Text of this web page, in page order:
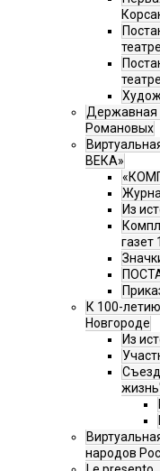
Державная
Романовых
ВЕКА»
Из
газет
К 100-
Новгороде
Из
народов